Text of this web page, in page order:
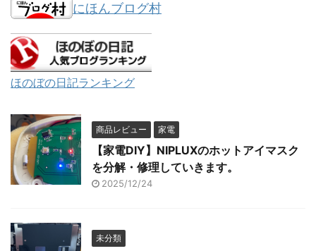
にほんブログ村
ほのぼの日記ランキング
商品レビュー 家電
【家電DIY】NIPLUXのホットアイマスク
を分解・修理していきます。
2025/12/24
未分類